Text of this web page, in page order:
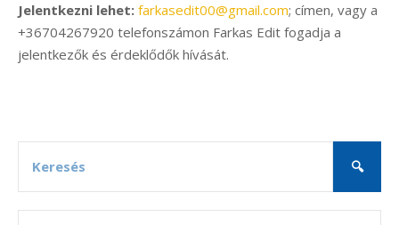
Jelentkezni lehet: farkasedit00@gmail.com; címen, vagy a
+36704267920 telefonszámon Farkas Edit fogadja a
jelentkezők és érdeklődők hívását.